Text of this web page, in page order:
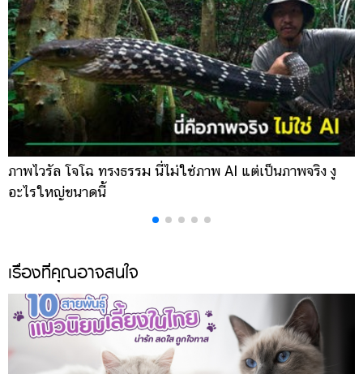
ภาพไวรัล โจโฉ ทรงธรรม นี่ไม่ใช่ภาพ AI แต่เป็นภาพจริง งู
อะไรใหญ่ขนาดนี้
เรื่องที่คุณอาจสนใจ